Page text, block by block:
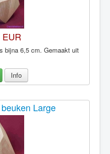
bijna 6,5 cm. Gemaakt uit
Info
Large